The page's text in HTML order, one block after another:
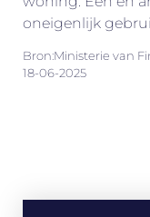
oneigenlijk
Bron:Ministerie van
18-06-2025